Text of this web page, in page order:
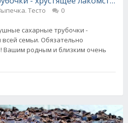
Тесто 0
сахарные трубочки -
семьи. Обязательно
Вашим родным и близким очень